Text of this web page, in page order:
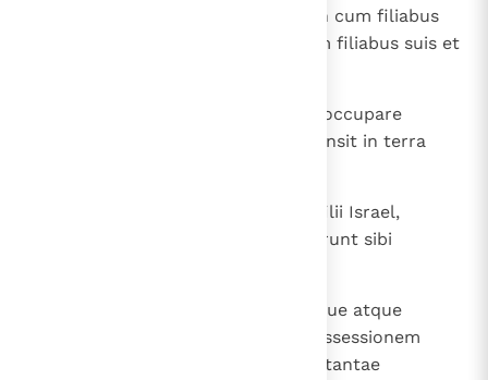
similiterque habitatores Thanach cum filiabus
suis et habitatores Mageddo cum filiabus suis et
Nec potuerunt filii Manasse has occupare
civitates, sed Chananaeus permansit in terra
Postquam autem convaluerunt filii Israel,
subiecerunt Chananaeos et fecerunt sibi
Locutique sunt filii Ioseph ad Iosue atque
dixerunt: " Quare dedisti mihi possessionem
sortis et funiculi unius, cum sim tantae